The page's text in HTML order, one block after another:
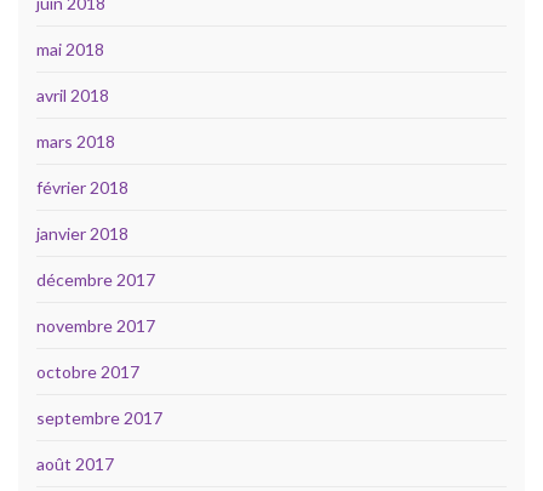
mai 2018
avril 2018
mars 2018
février 2018
janvier 2018
décembre 2017
novembre 2017
octobre 2017
septembre 2017
août 2017